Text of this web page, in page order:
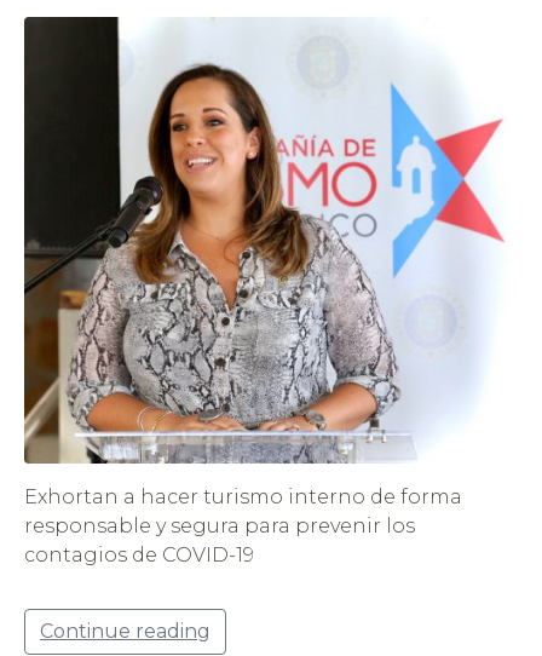
Exhortan a hacer turismo interno de forma
responsable y segura para prevenir los
contagios de COVID-19
Continue reading